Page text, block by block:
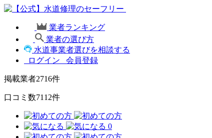
業者ランキング
業者の選び方
水道事業者選びを相談する
ログイン
会員登録
掲載業者2716件
口コミ数7112件
0